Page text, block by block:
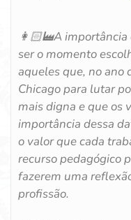
👩🏻‍🏭A importância
ser o momento
aqueles que, no ano
Chicago para lutar
mais digna e que os
importância dessa
o valor que cada
recurso pedagógico
fazerem uma
profissão.